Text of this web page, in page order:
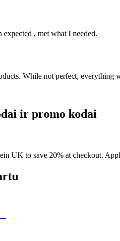
, met what I needed.
While not perfect,
ir promo kodai
UK to save 20% at checkout.